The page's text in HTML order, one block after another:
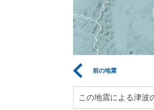
前の地震
この地震による津波